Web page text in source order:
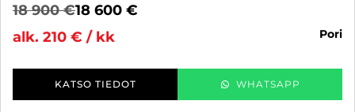
18 900 €18 600 €
alk. 210 € / kk
pori
KATSO TIEDOT WHATSAPP